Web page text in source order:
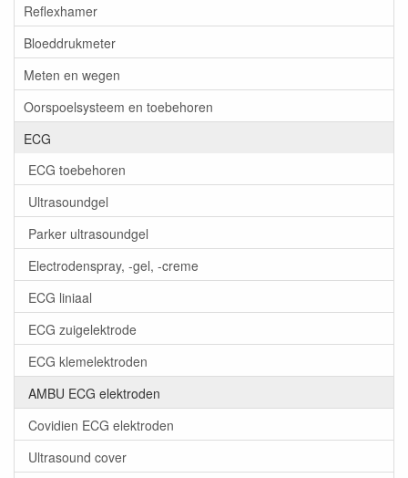
Reflexhamer
Bloeddrukmeter
Meten en wegen
Oorspoelsysteem en toebehoren
ECG
ECG toebehoren
Ultrasoundgel
Parker ultrasoundgel
Electrodenspray, -gel, -creme
ECG liniaal
ECG zuigelektrode
ECG klemelektroden
AMBU ECG elektroden
Covidien ECG elektroden
Ultrasound cover